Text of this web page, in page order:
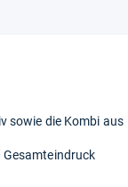
sowie die Kombi aus